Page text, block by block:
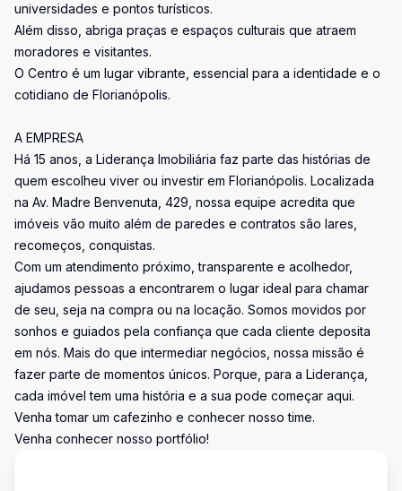
universidades e pontos turísticos.
Além disso, abriga praças e espaços culturais que atraem
moradores e visitantes.
O Centro é um lugar vibrante, essencial para a identidade e o
cotidiano de Florianópolis.
A EMPRESA
Há 15 anos, a Liderança Imobiliária faz parte das histórias de
quem escolheu viver ou investir em Florianópolis. Localizada
na Av. Madre Benvenuta, 429, nossa equipe acredita que
imóveis vão muito além de paredes e contratos são lares,
recomeços, conquistas.
Com um atendimento próximo, transparente e acolhedor,
ajudamos pessoas a encontrarem o lugar ideal para chamar
de seu, seja na compra ou na locação. Somos movidos por
sonhos e guiados pela confiança que cada cliente deposita
em nós. Mais do que intermediar negócios, nossa missão é
fazer parte de momentos únicos. Porque, para a Liderança,
cada imóvel tem uma história e a sua pode começar aqui.
Venha tomar um cafezinho e conhecer nosso time.
Venha conhecer nosso portfólio!